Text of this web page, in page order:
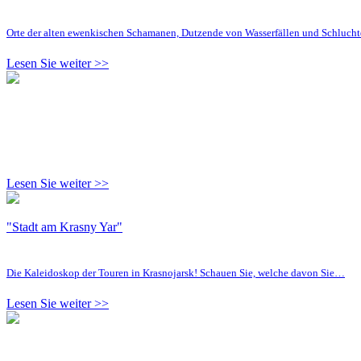
Orte der alten ewenkischen Schamanen, Dutzende von Wasserfällen und
Lesen Sie weiter >>
Lesen Sie weiter >>
"Stadt am Krasny Yar"
Die Kaleidoskop der Touren in Krasnojarsk! Schauen Sie, welche davon Sie…
Lesen Sie weiter >>